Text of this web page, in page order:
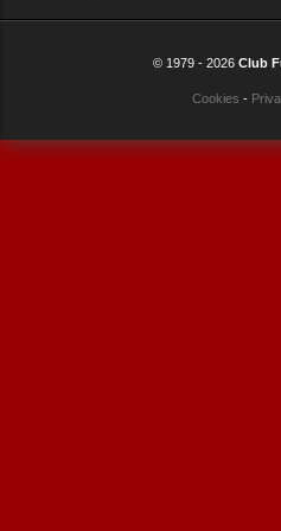
© 1979 - 2026 Club
Cookies -